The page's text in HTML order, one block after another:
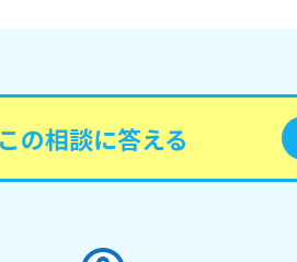
この相談に答える